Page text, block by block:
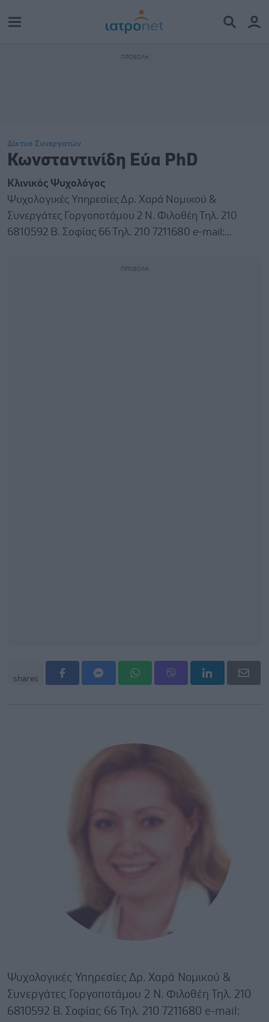
Δίκτυο Συνεργατών
Κωνσταντινίδη Εύα PhD
Κλινικός Ψυχολόγος
Ψυχολογικές Υπηρεσίες Δρ. Χαρά Νομικού &
Συνεργάτες Γοργοποτάμου 2 Ν. Φιλοθέη Τηλ. 210
6810592 Β. Σοφίας 66 Τηλ. 210 7211680 e-mail:...
shares
Ψυχολογικές Υπηρεσίες Δρ. Χαρά Νομικού &
Συνεργάτες Γοργοποτάμου 2 Ν. Φιλοθέη Τηλ. 210
6810592 Β. Σοφίας 66 Τηλ. 210 7211680 e-mail: